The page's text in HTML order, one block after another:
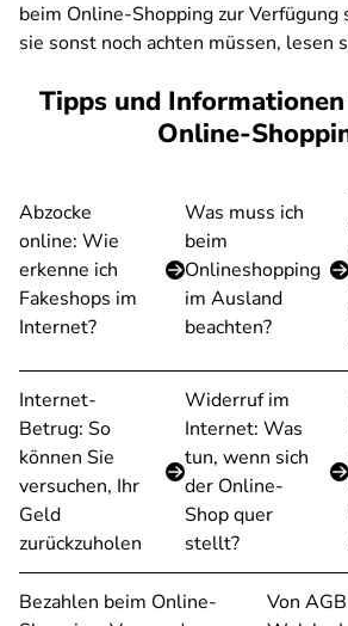
beim Online-Shopping zur Verfügung
sie sonst noch achten müssen, lesen
Tipps und
Online-
Abzocke
online: Wie
erkenne ich
Fakeshops im
Internet?
Was muss ich
beim
Onlineshopping
im Ausland
beachten?
Internet-
Betrug: So
können Sie
versuchen, Ihr
Geld
zurückzuholen
Widerruf im
Internet: Was
tun, wenn sich
der Online-
Shop quer
stellt?
Bezahlen beim Online-
Von